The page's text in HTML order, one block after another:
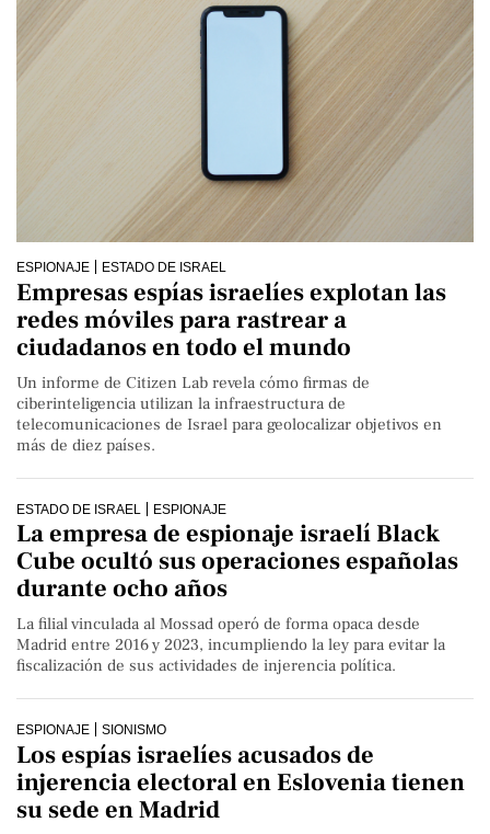
ESPIONAJE ESTADO DE ISRAEL
Empresas espías israelíes explotan las
redes móviles para rastrear a
ciudadanos en todo el mundo
Un informe de Citizen Lab revela cómo firmas de
ciberinteligencia utilizan la infraestructura de
telecomunicaciones de Israel para geolocalizar objetivos en
más de diez países.
ESTADO DE ISRAEL ESPIONAJE
La empresa de espionaje israelí Black
Cube ocultó sus operaciones españolas
durante ocho años
La filial vinculada al Mossad operó de forma opaca desde
Madrid entre 2016 y 2023, incumpliendo la ley para evitar la
fiscalización de sus actividades de injerencia política.
ESPIONAJE SIONISMO
Los espías israelíes acusados de
injerencia electoral en Eslovenia tienen
su sede en Madrid